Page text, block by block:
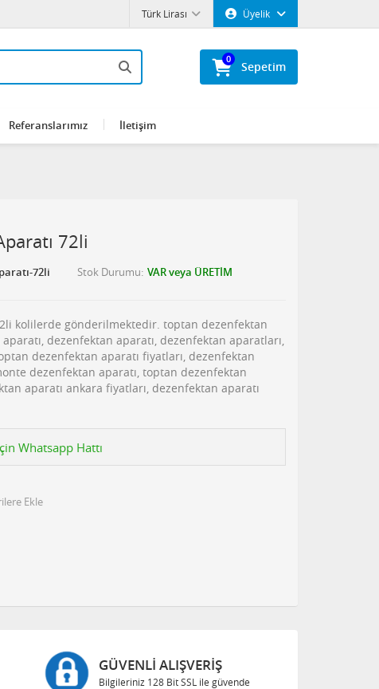
Üyelik
Türk Lirası
Sepetim
0
Referanslarımız İletişim
72li
72li Stok Durumu VAR veya ÜRETİM
kolilerde gönderilmektedir. toptan dezenfektan
dezenfektan aparatı, dezenfektan aparatları,
dezenfektan aparatı fiyatları, dezenfektan
dezenfektan aparatı, toptan dezenfektan
aparatı ankara fiyatları, dezenfektan aparatı
Whatsapp Hattı
Ekle
GÜVENLI ALIŞVERIŞ
Bilgileriniz 128 Bit SSL ile güvende